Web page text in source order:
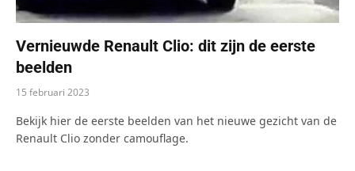
Vernieuwde Renault Clio: dit zijn de eerste
beelden
15 februari 2023
Bekijk hier de eerste beelden van het nieuwe gezicht van de
Renault Clio zonder camouflage.